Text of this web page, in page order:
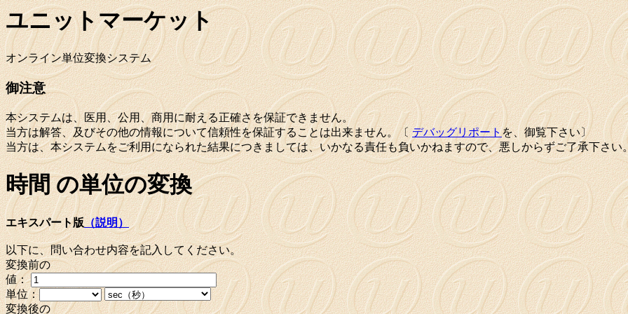
ユニットマーケット
オンライン単位変換システム
御注意
本システムは、医用、公用、商用に耐える正確さを保証できません。
当方は解答、及びその他の情報について信頼性を保証することは出来ません。〔デバッグリポートを、御覧下さい〕
当方は、本システムをご利用になられた結果につきましては、いかなる責任も負いかねますので、悪しからずご了承下さい
時間 の単位の変換
エキスパート版（説明）
以下に、問い合わせ内容を記入してください。
変換前の
値：
単位：
変換後の